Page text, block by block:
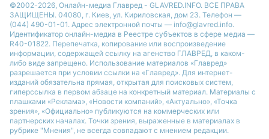
©2002-2026, Онлайн-медиа Главред - GLAVRED.INFO. ВСЕ ПРАВА
ЗАЩИЩЕНЫ. 04080, г. Киев, ул. Кириловская, дом 23. Телефон —
(044) 490-01-01. Адрес электронной почты — info@glavred.info.
Идентификатор онлайн-медиа в Реестре cубъектов в сфере медиа —
R40-01822. Перепечатка, копирование или воспроизведение
информации, содержащей ссылку на агенство ГЛАВРЕД, в каком-
либо виде запрещено. Использование материалов «Главред»
разрешается при условии ссылки на «Главред». Для интернет-
изданий обязательна прямая, открытая для поисковых систем,
гиперссылка в первом абзаце на конкретный материал. Материалы с
плашками «Реклама», «Новости компаний», «Актуально», «Точка
зрения», «Официально» публикуются на коммерческих или
партнерских началах. Точки зрения, выраженные в материалах в
рубрике "Мнения", не всегда совпадают с мнением редакции.